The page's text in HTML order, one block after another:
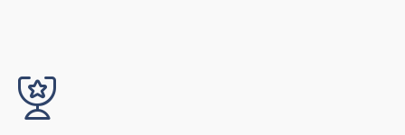
award_trophy_star